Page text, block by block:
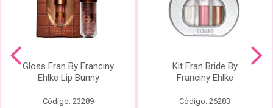
Gloss Fran By Franciny
Ehlke Lip Bunny
Código: 23289
Kit Fran Bride By
Franciny Ehlke
Código: 26283